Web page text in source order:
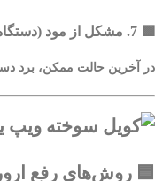
7. مشکل از مود (دستگاه)
در آخرین حالت ممکن، برد